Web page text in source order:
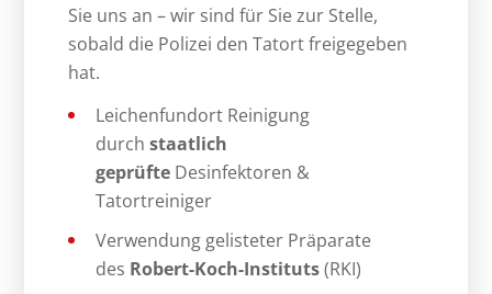
Sie uns an – wir sind für Sie zur Stelle,
sobald die Polizei den Tatort freigegeben
hat.
Leichenfundort Reinigung
durchstaatlich
geprüfte Desinfektoren &
Tatortreiniger
Verwendung gelisteter Präparate
des Robert-Koch-Instituts(RKI)